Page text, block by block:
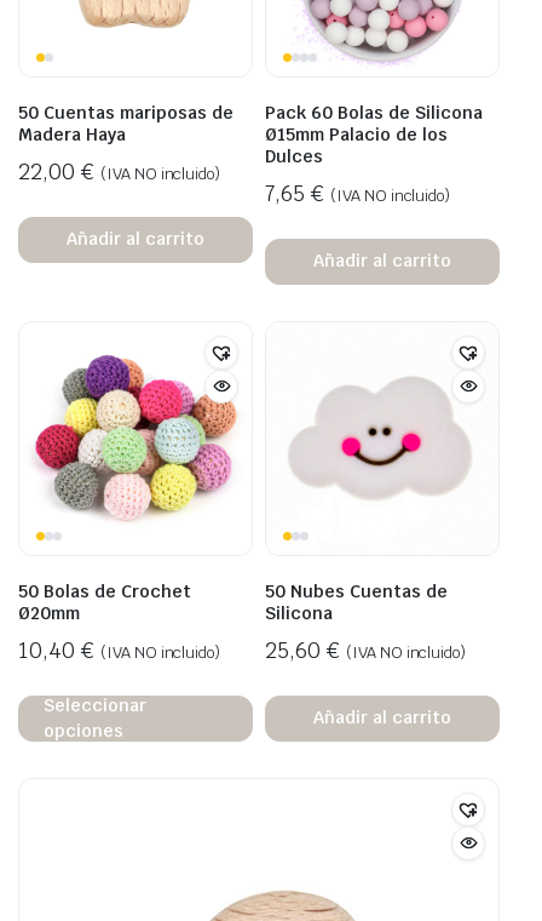
50 Cuentas mariposas de
Madera Haya
22,00 € (IVA NO incluido)
Añadir al carrito
Pack 60 Bolas de Silicona
Ø15mm Palacio de los
Dulces
7,65 € (IVA NO incluido)
Añadir al carrito
50 Bolas de Crochet
Ø20mm
10,40 € (IVA NO incluido)
Seleccionar
opciones
50 Nubes Cuentas de
Silicona
25,60 € (IVA NO incluido)
Añadir al carrito